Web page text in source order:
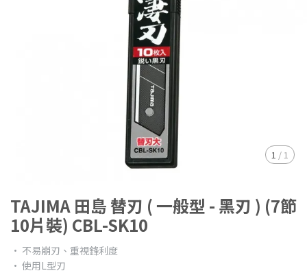
1 / 1
TAJIMA 田島 替刃 ( 一般型 - 黑刃 ) (7節
10片裝) CBL-SK10
• 不易崩刃、重視鋒利度
• 使用L型刃